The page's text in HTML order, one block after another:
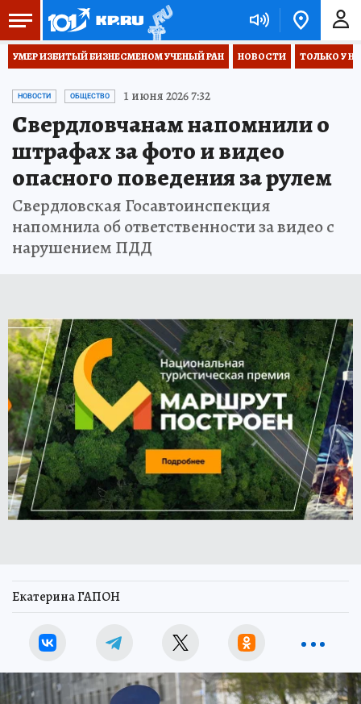
УМЕР ИЗБИТЫЙ БИЗНЕСМЕНОМ УЧЕНЫЙ РАН НОВОСТИ ТОЛЬКО У
НОВОСТИ ОБЩЕСТВО 1 июня 2026 7:32
Свердловчанам напомнили о
штрафах за фото и видео
опасного поведения за рулем
Свердловская Госавтоинспекция
напомнила об ответственности за видео с
нарушением ПДД
Екатерина ГАПОН